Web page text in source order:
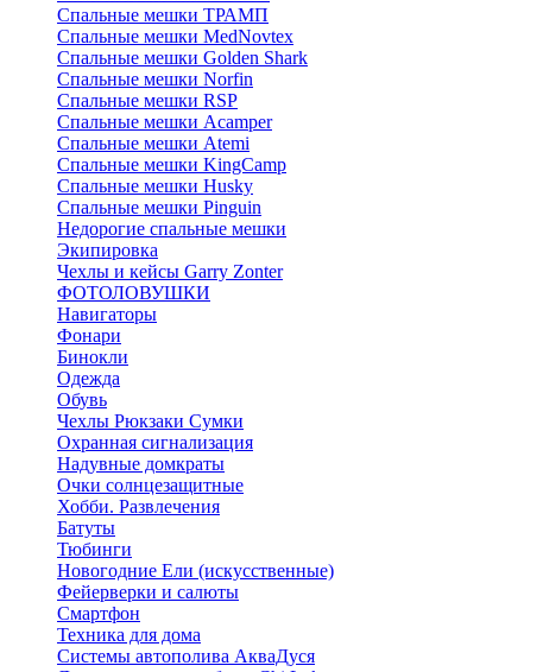
Спальные мешки ТРАМП
Cпальные мешки MedNovtex
Спальные мешки Golden Shark
Спальные мешки Norfin
Спальные мешки RSP
Спальные мешки Acamper
Спальные мешки Atemi
Спальные мешки KingCamp
Спальные мешки Husky
Спальные мешки Pinguin
Недорогие спальные мешки
Экипировка
Чехлы и кейсы Garry Zonter
ФОТОЛОВУШКИ
Навигаторы
Фонари
Бинокли
Одежда
Обувь
Чехлы Рюкзаки Сумки
Охранная сигнализация
Надувные домкраты
Очки солнцезащитные
Хобби. Развлечения
Батуты
Тюбинги
Новогодние Ели (искусственные)
Фейерверки и салюты
Смартфон
Техника для дома
Системы автополива АкваДуся